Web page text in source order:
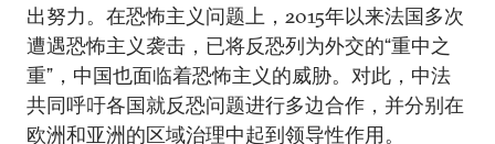
出努力。在恐怖主义问题上，2015年以来法国多次
遭遇恐怖主义袭击，已将反恐列为外交的“重中之
重”，中国也面临着恐怖主义的威胁。对此，中法
共同呼吁各国就反恐问题进行多边合作，并分别在
欧洲和亚洲的区域治理中起到领导性作用。